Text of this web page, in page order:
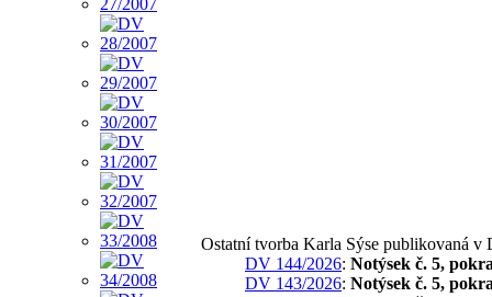
Ostatní tvorba Karla Sýse publikovaná v
DV 144/2026: Notýsek č. 5,
DV 143/2026: Notýsek č. 5,